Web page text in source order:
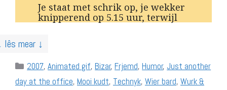
Je staat met schrik op, je wekker
knipperend op 5.15 uur, terwijl
lês mear ↓
Categories
2007,Animated gif, Bizar, Frjemd, Humor, Just another
day at the office, Mooi kudt, Technyk, Wier bard, Wurk &